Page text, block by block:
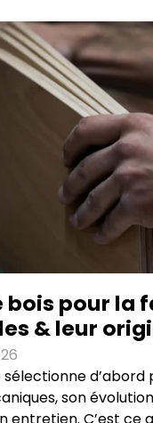
deux cas,
est esthétique.
hauteur de son
à condition de
bois pour la
& leur
sélectionne d’abord
son